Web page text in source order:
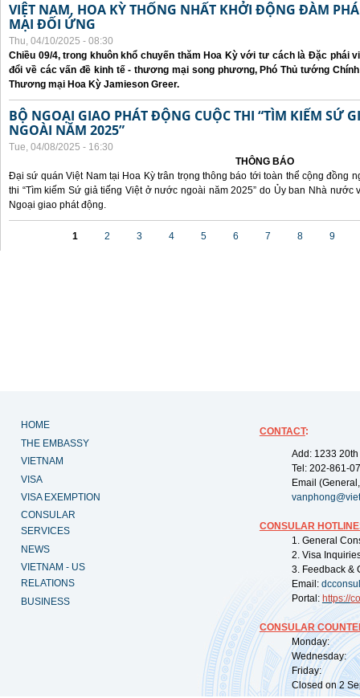
VIỆT NAM, HOA KỲ THỐNG NHẤT KHỞI ĐỘNG ĐÀM
MẠI ĐỐI ỨNG
Thu, 04/10/2025 - 08:30
Chiều 09/4, trong khuôn khổ chuyến thăm Hoa Kỳ với tư cách là Đặc phái
đổi về các vấn đề kinh tế - thương mại song phương, Phó Thủ tướng
Thương mại Hoa Kỳ Jamieson Greer.
BỘ NGOẠI GIAO PHÁT ĐỘNG CUỘC THI “TÌM KIẾM SỨ
NGOÀI NĂM 2025”
Tue, 04/08/2025 - 16:30
THÔNG BÁO
Đại sứ quán Việt Nam tại Hoa Kỳ trân trọng thông báo tới toàn thể cộng đồng
thi “Tìm kiếm Sứ giả tiếng Việt ở nước ngoài năm 2025” do Ủy ban Nhà
Ngoại giao phát động.
1 2 3 4 5 6 7 8 9
HOME
THE EMBASSY
VIETNAM
VISA
VISA EXEMPTION
CONSULAR
SERVICES
NEWS
VIETNAM - US
RELATIONS
BUSINESS
CONTACT:
Add: 1233
Tel: 202-861-
Email
CONSULAR
1. General
2. Visa
3. Feedback &
Email:
Portal: https://
CONSULAR
Monday:
Wednesday:
Friday:
Closed on 2